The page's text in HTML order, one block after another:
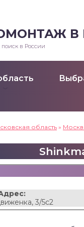
В
в России
область »
3/5с2